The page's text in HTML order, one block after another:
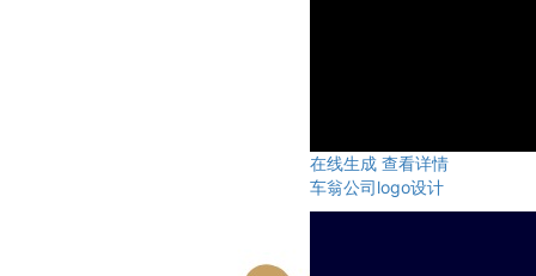
在线生成 查看详情
车翁公司logo设计